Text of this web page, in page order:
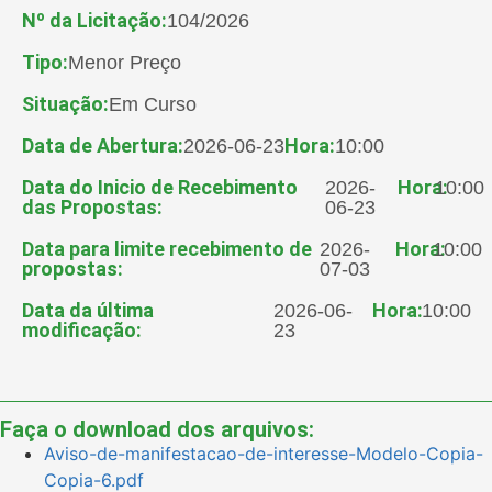
Nº da Licitação:104/2026
Tipo:Menor Preço
Situação:Em Curso
Data de Abertura:2026-06-23Hora:10:00
Data do Inicio de Recebimento
das Propostas:
2026-
06-23
Hora:10:00
Data para limite recebimento de
propostas:
2026-
07-03
Hora:10:00
Data da última
modificação:
2026-06-
23
Hora:10:00
Faça o download dos arquivos:
Aviso-de-manifestacao-de-interesse-Modelo-Copia-
Copia-6.pdf